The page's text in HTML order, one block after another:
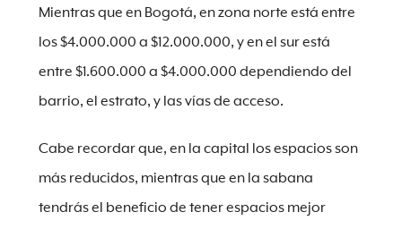
Mientras que en Bogotá, en zona norte está entre
los $4.000.000 a $12.000.000, y en el sur está
entre $1.600.000 a $4.000.000 dependiendo del
barrio, el estrato, y las vías de acceso.
Cabe recordar que, en la capital los espacios son
más reducidos, mientras que en la sabana
tendrás el beneficio de tener espacios mejor